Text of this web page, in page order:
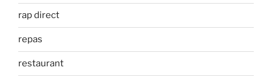
rap direct
repas
restaurant